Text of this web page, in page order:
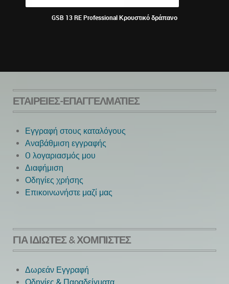
GSB 13 RE Professional Κρουστικό δράπανο
Next
ΕΤΑΙΡΕΊΕΣ-ΕΠΑΓΓΕΛΜΑΤΊΕΣ
Εγγραφή στους καταλόγους
Αναβάθμιση εγγραφής
O λογαριασμός μου
Διαφήμιση
Οδηγίες χρήσης
Επικοινωνήστε μαζί μας
ΓΙΑ ΙΔΙΏΤΕΣ & ΧΟΜΠΊΣΤΕΣ
Δωρεάν Εγγραφή